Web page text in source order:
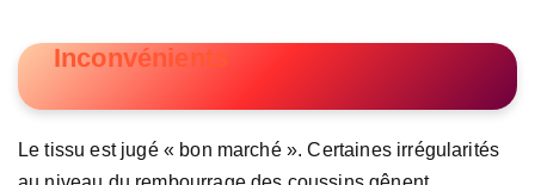
Inconvénients
Le tissu est jugé « bon marché ». Certaines irrégularités